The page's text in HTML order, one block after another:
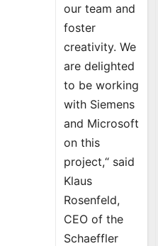
our team and
foster
creativity. We
are delighted
to be working
with Siemens
and Microsoft
on this
project,“ said
Klaus
Rosenfeld,
CEO of the
Schaeffler